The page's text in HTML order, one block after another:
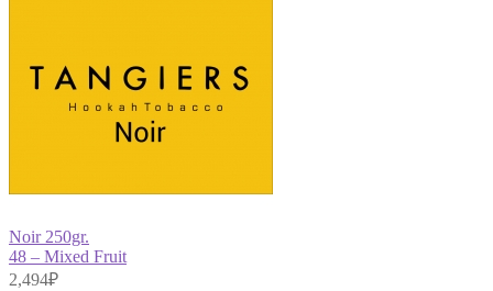
Noir 250gr.
48 – Mixed Fruit
2,494₽